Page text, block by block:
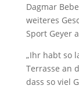
Dagmar
weiteres
Sport Geyer
„Ihr habt so
Terrasse an
dass so viel